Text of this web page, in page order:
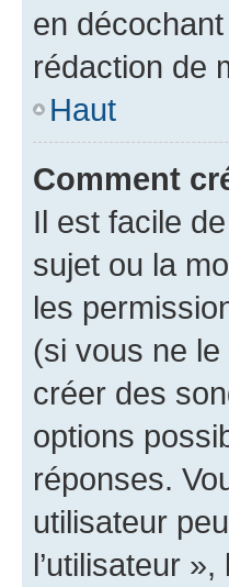
en
rédaction de
Haut
Comment
Il est facile
sujet ou la
les
(si vous ne
créer des
options
réponses.
utilisateur
l’utilisateur